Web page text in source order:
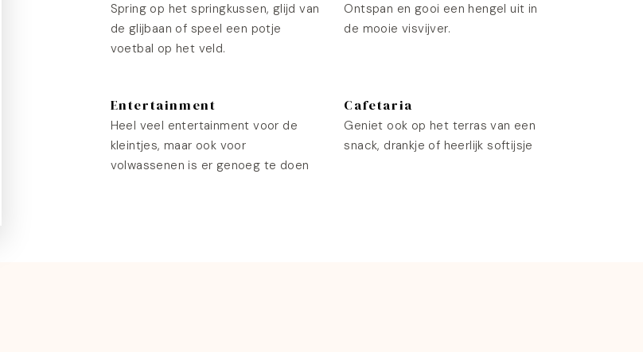
Spring op het springkussen, glijd van
de glijbaan of speel een potje
voetbal op het veld.
Ontspan en gooi een hengel uit in
de mooie visvijver.
Entertainment
Heel veel entertainment voor de
kleintjes, maar ook voor
volwassenen is er genoeg te doen
Cafetaria
Geniet ook op het terras van een
snack, drankje of heerlijk softijsje